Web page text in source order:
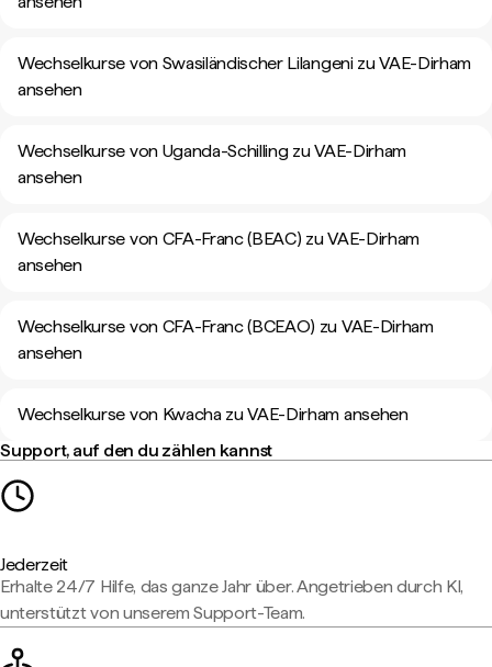
Wechselkurse von Swasiländischer Lilangeni zu VAE-Dirham
ansehen
Wechselkurse von Uganda-Schilling zu VAE-Dirham
ansehen
Wechselkurse von CFA-Franc (BEAC) zu VAE-Dirham
ansehen
Wechselkurse von CFA-Franc (BCEAO) zu VAE-Dirham
ansehen
Wechselkurse von Kwacha zu VAE-Dirham ansehen
Support, auf den du zählen kannst
Jederzeit
Erhalte 24/7 Hilfe, das ganze Jahr über. Angetrieben durch KI,
unterstützt von unserem Support-Team.